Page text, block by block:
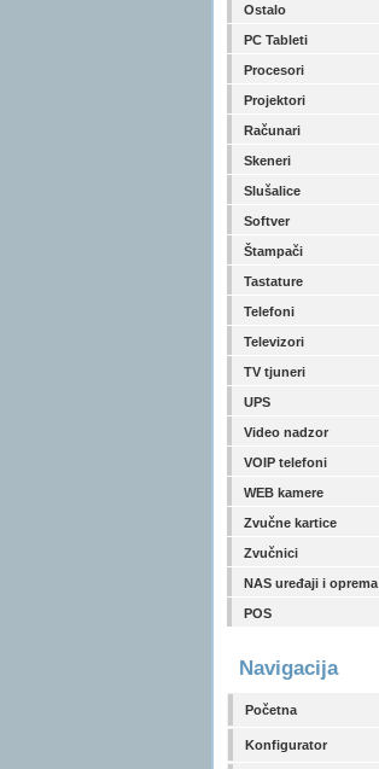
Ostalo
PC Tableti
Procesori
Projektori
Računari
Skeneri
Slušalice
Softver
Štampači
Tastature
Telefoni
Televizori
TV tjuneri
UPS
Video nadzor
VOIP telefoni
WEB kamere
Zvučne kartice
Zvučnici
NAS uređaji i oprema
POS
Navigacija
Početna
Konfigurator